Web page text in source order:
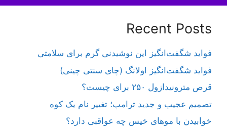
Recent Posts
فواید شگفت‌انگیز این نوشیدنی گرم برای سلامتی
فواید شگفت‌انگیز اولانگ (چای سنتی چینی)
قرص مترونیدازول ۲۵۰ برای چیست؟
تصمیم عجیب و جدید ترامپ؛ تغییر نام یک کوه
خوابیدن با موهای خیس چه عواقبی دارد؟